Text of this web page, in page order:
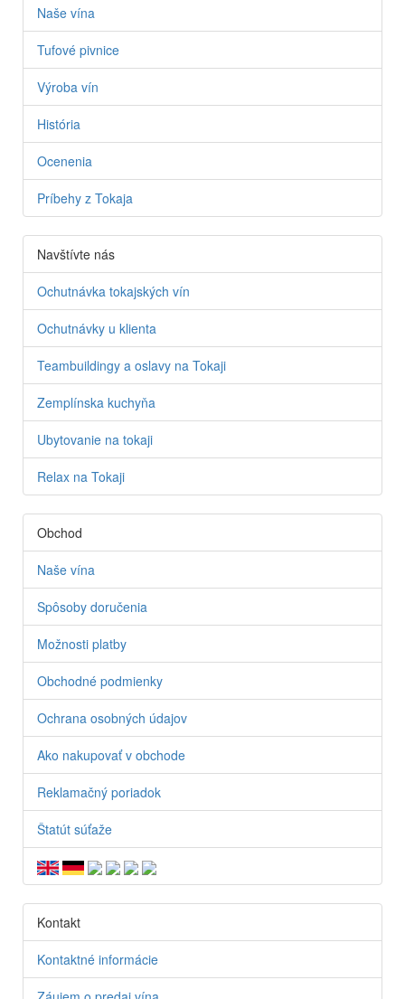
Naše vína
Tufové pivnice
Výroba vín
História
Ocenenia
Príbehy z Tokaja
Navštívte nás
Ochutnávka tokajských vín
Ochutnávky u klienta
Teambuildingy a oslavy na Tokaji
Zemplínska kuchyňa
Ubytovanie na tokaji
Relax na Tokaji
Obchod
Naše vína
Spôsoby doručenia
Možnosti platby
Obchodné podmienky
Ochrana osobných údajov
Ako nakupovať v obchode
Reklamačný poriadok
Štatút súťaže
Kontakt
Kontaktné informácie